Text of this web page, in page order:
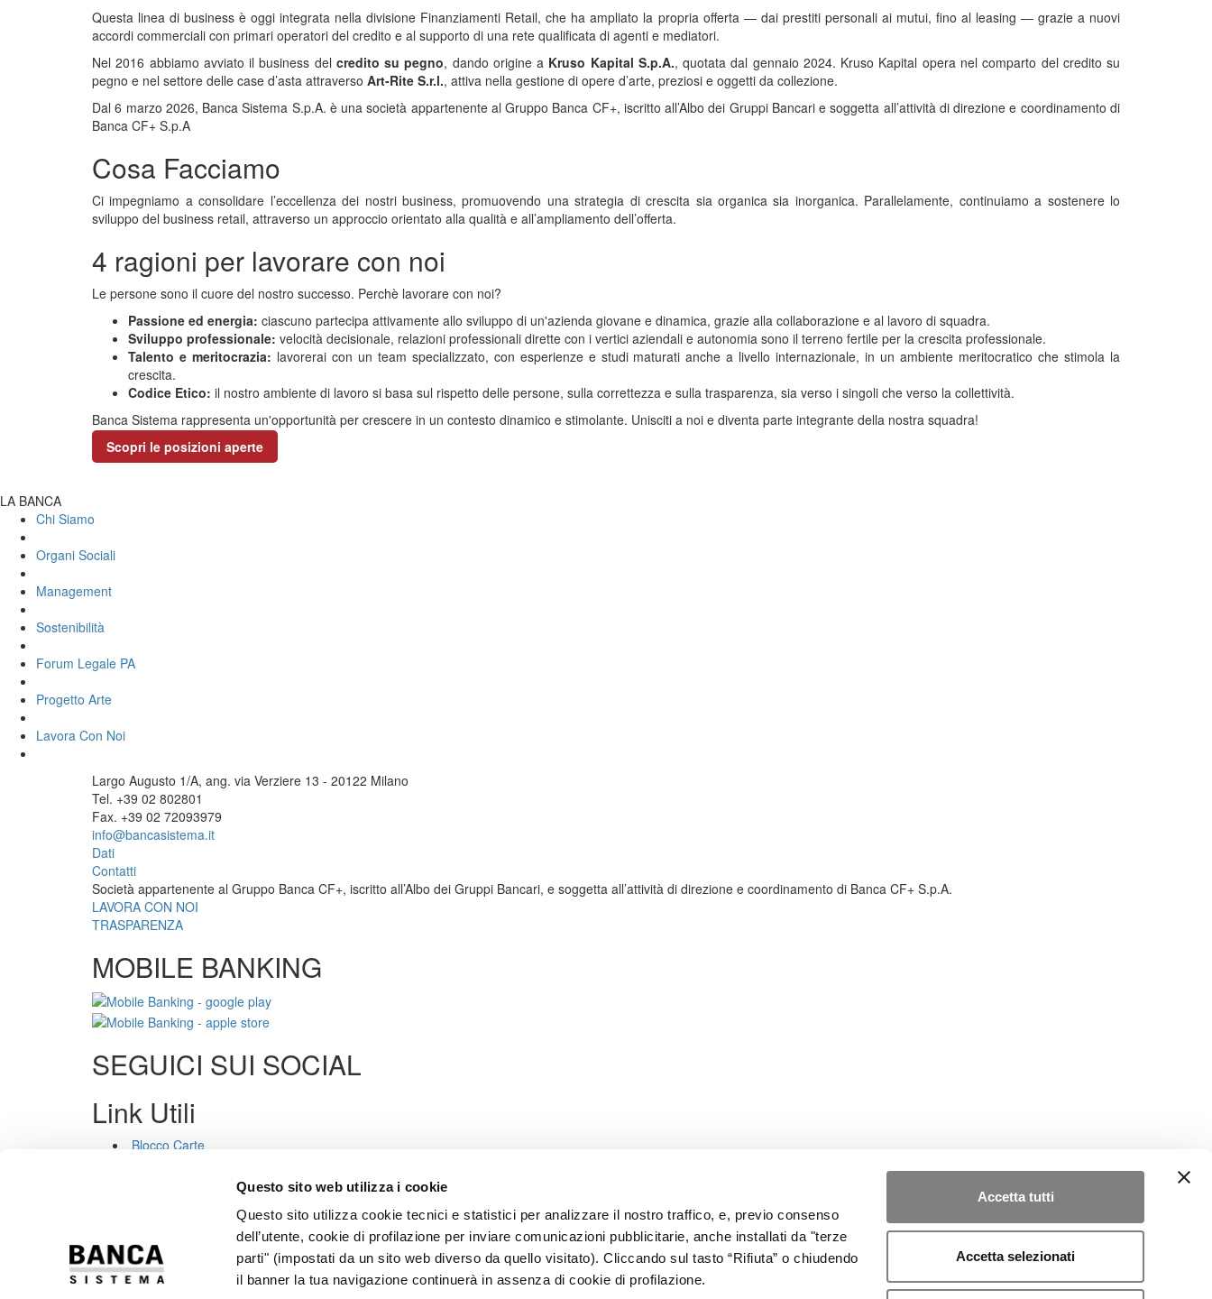
Questo sito web utilizza i cookie
Questo sito utilizza cookie tecnici e statistici per analizzare il nostro traffico, e, previo consenso
dell’utente, cookie di profilazione per inviare comunicazioni pubblicitarie, anche installati da "terze
parti" (impostati da un sito web diverso da quello visitato). Cliccando sul tasto “Rifiuta” o chiudendo
il banner la tua navigazione continuerà in assenza di cookie di profilazione.
Accetta tutti
Accetta selezionati
Questa linea di business è oggi integrata nella divisione Finanziamenti Retail, che ha ampliato la propria offerta — dai prestiti personali ai mutui, fino al leasing — grazie a nuovi
accordi commerciali con primari operatori del credito e al supporto di una rete qualificata di agenti e mediatori.
Nel 2016 abbiamo avviato il business del credito su pegno, dando origine a Kruso Kapital S.p.A., quotata dal gennaio 2024. Kruso Kapital opera nel comparto del credito su
pegno e nel settore delle case d’asta attraverso Art‑Rite S.r.l., attiva nella gestione di opere d’arte, preziosi e oggetti da collezione.
Dal 6 marzo 2026, Banca Sistema S.p.A. è una società appartenente al Gruppo Banca CF+, iscritto all’Albo dei Gruppi Bancari e soggetta all’attività di direzione e coordinamento di
Banca CF+ S.p.A
Cosa Facciamo
Ci impegniamo a consolidare l’eccellenza dei nostri business, promuovendo una strategia di crescita sia organica sia inorganica. Parallelamente, continuiamo a sostenere lo
sviluppo del business retail, attraverso un approccio orientato alla qualità e all’ampliamento dell’offerta.
4 ragioni per lavorare con noi
Le persone sono il cuore del nostro successo. Perchè lavorare con noi?
Passione ed energia: ciascuno partecipa attivamente allo sviluppo di un'azienda giovane e dinamica, grazie alla collaborazione e al lavoro di squadra.
Sviluppo professionale: velocità decisionale, relazioni professionali dirette con i vertici aziendali e autonomia sono il terreno fertile per la crescita professionale.
Talento e meritocrazia: lavorerai con un team specializzato, con esperienze e studi maturati anche a livello internazionale, in un ambiente meritocratico che stimola la
crescita.
Codice Etico: il nostro ambiente di lavoro si basa sul rispetto delle persone, sulla correttezza e sulla trasparenza, sia verso i singoli che verso la collettività.
Banca Sistema rappresenta un'opportunità per crescere in un contesto dinamico e stimolante. Unisciti a noi e diventa parte integrante della nostra squadra!
Scopri le posizioni aperte
LA BANCA
Chi Siamo
Organi Sociali
Management
Sostenibilità
Forum Legale PA
Progetto Arte
Lavora Con Noi
Largo Augusto 1/A, ang. via Verziere 13 - 20122 Milano
Tel. +39 02 802801
Fax. +39 02 72093979
info@bancasistema.it
Dati
Contatti
Società appartenente al Gruppo Banca CF+, iscritto all’Albo dei Gruppi Bancari, e soggetta all’attività di direzione e coordinamento di Banca CF+ S.p.A.
LAVORA CON NOI
TRASPARENZA
MOBILE BANKING
SEGUICI SUI SOCIAL
Link Utili
Blocco Carte
Accessibilità
Rapporti Dormienti